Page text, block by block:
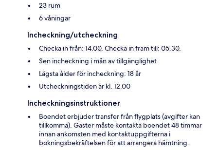
23 rum
6 våningar
Incheckning/utcheckning
Checka in från: 14.00. Checka in fram till: 05.30.
Sen incheckning i mån av tillgänglighet
Lägsta ålder för incheckning: 18 år
Utcheckningstiden är kl. 12.00
Incheckningsinstruktioner
Boendet erbjuder transfer från flygplats (avgifter kan
tillkomma). Gäster måste kontakta boendet 48 timmar
innan ankomsten med kontaktuppgifterna i
bokningsbekräftelsen för att arrangera hämtning.